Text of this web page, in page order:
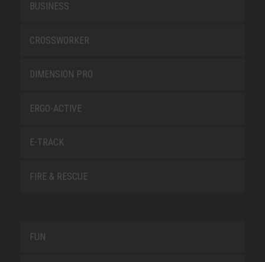
BUSINESS
CROSSWORKER
DIMENSION PRO
ERGO-ACTIVE
E-TRACK
FIRE & RESCUE
FUN